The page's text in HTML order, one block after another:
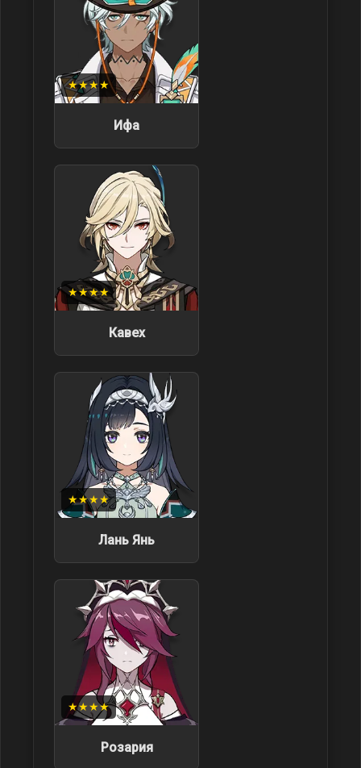
★★★★
Ифа
★★★★
Кавех
★★★★
Лань Янь
★★★★
Розария